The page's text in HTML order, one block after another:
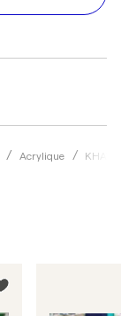
Acrylique KHATIS